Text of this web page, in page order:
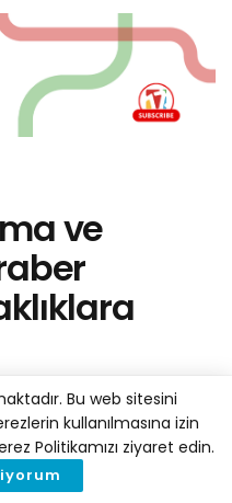
ve
2026
Bu web sitesini
kullanılmasına izin
Politikamızı ziyaret edin.